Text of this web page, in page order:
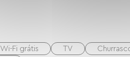
Wi-Fi grátis TV